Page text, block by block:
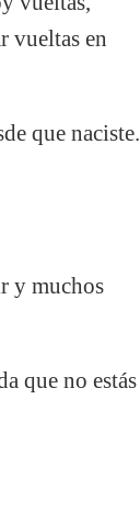
vueltas en
que naciste.
y muchos
que no estás